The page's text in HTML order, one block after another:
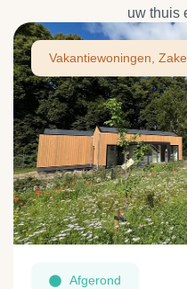
uw thuis
Vakantiewoningen,
Afgerond